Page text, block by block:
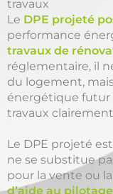
travaux
Le DPE projeté
performance
travaux de
réglementaire, il
du logement,
énergétique futur
travaux
Le DPE projeté
ne se substitue
pour la vente ou
d’aide au